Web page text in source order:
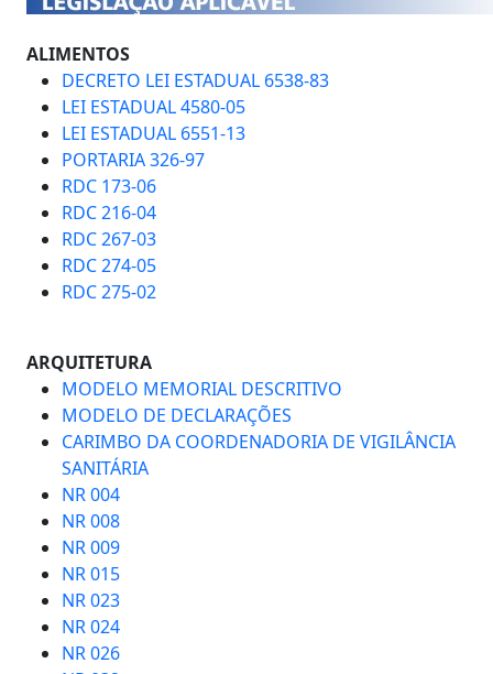
ALIMENTOS
DECRETO LEI ESTADUAL 6538-83
LEI ESTADUAL 4580-05
LEI ESTADUAL 6551-13
PORTARIA 326-97
RDC 173-06
RDC 216-04
RDC 267-03
RDC 274-05
RDC 275-02
ARQUITETURA
MODELO MEMORIAL DESCRITIVO
MODELO DE DECLARAÇÕES
CARIMBO DA COORDENADORIA DE VIGILÂNCIA
SANITÁRIA
NR 004
NR 008
NR 009
NR 015
NR 023
NR 024
NR 026